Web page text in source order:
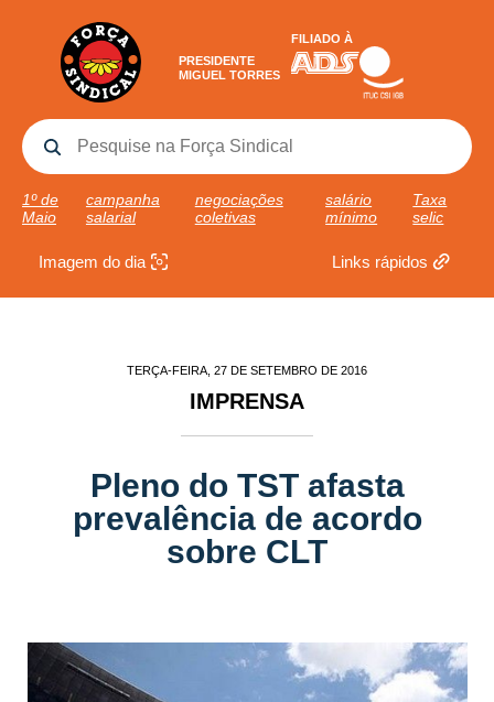
PRESIDENTE
MIGUEL TORRES
FILIADO À
1º de
Maio
campanha
salarial
negociações
coletivas
salário
mínimo
Taxa
selic
Imagem do dia Links rápidos
TERÇA-FEIRA, 27 DE SETEMBRO DE 2016
IMPRENSA
Pleno do TST afasta
prevalência de acordo
sobre CLT